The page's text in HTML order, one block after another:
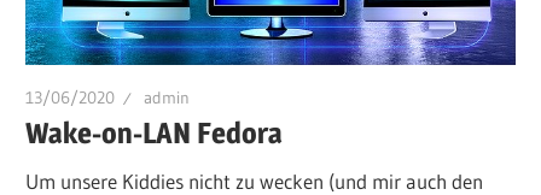
13/06/2020 admin
Wake-on-LAN Fedora
Um unsere Kiddies nicht zu wecken (und mir auch den